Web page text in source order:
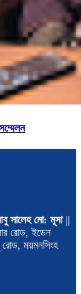
সালেহ মো: মূসা||
রোড, ইডেন
রোড, ময়মনসিংহ